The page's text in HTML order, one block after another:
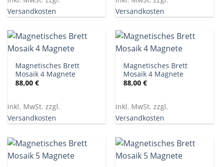
Versandkosten
Versandkosten
Magnetisches Brett
Mosaik 4 Magnete
88,00€
inkl. MwSt. zzgl.
Versandkosten
Magnetisches Brett
Mosaik 4 Magnete
88,00€
inkl. MwSt. zzgl.
Versandkosten